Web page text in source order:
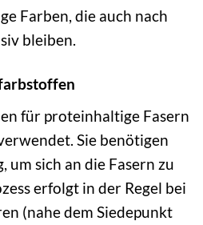
Farben, die auch nach
bleiben.
für proteinhaltige Fasern
Sie benötigen
um sich an die Fasern zu
erfolgt in der Regel bei
(nahe dem Siedepunkt